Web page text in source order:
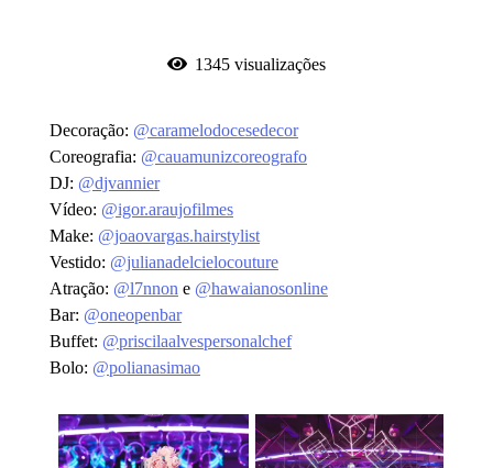
1345 visualizações
Decoração: @caramelodocesedecor
Coreografia: @cauamunizcoreografo
DJ: @djvannier
Vídeo: @igor.araujofilmes
Make: @joaovargas.hairstylist
Vestido: @julianadelcielocouture
Atração: @l7nnon e @hawaianosonline
Bar: @oneopenbar
Buffet: @priscilaalvespersonalchef
Bolo: @polianasimao